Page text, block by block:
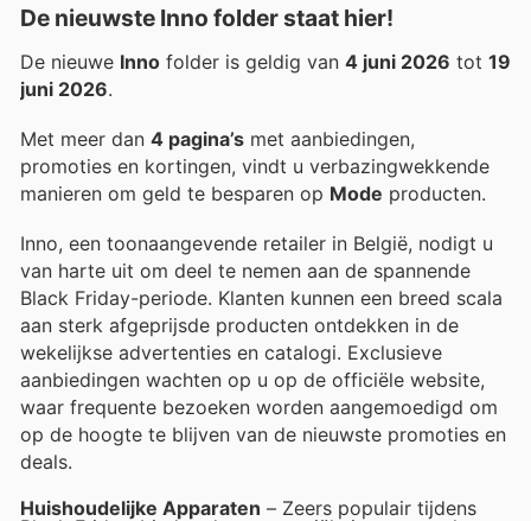
De nieuwste Inno folder staat hier!
De nieuwe Inno folder is geldig van 4 juni 2026 tot 19
juni 2026.
Met meer dan 4 pagina’s met aanbiedingen,
promoties en kortingen, vindt u verbazingwekkende
manieren om geld te besparen op Mode producten.
Inno, een toonaangevende retailer in België, nodigt u
van harte uit om deel te nemen aan de spannende
Black Friday-periode. Klanten kunnen een breed scala
aan sterk afgeprijsde producten ontdekken in de
wekelijkse advertenties en catalogi. Exclusieve
aanbiedingen wachten op u op de officiële website,
waar frequente bezoeken worden aangemoedigd om
op de hoogte te blijven van de nieuwste promoties en
deals.
Huishoudelijke Apparaten – Zeers populair tijdens